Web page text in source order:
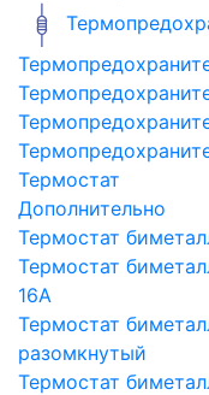
Термостат
Дополнительно
Термостат
Термостат
16A
Термостат
разомкнутый
Термостат